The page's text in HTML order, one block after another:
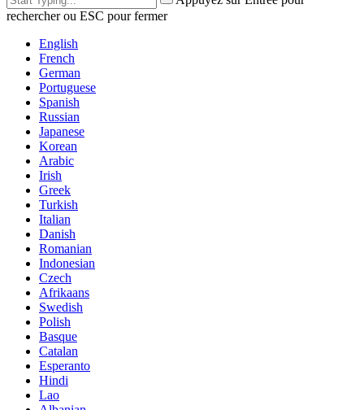
rechercher ou ESC pour fermer
English
French
German
Portuguese
Spanish
Russian
Japanese
Korean
Arabic
Irish
Greek
Turkish
Italian
Danish
Romanian
Indonesian
Czech
Afrikaans
Swedish
Polish
Basque
Catalan
Esperanto
Hindi
Lao